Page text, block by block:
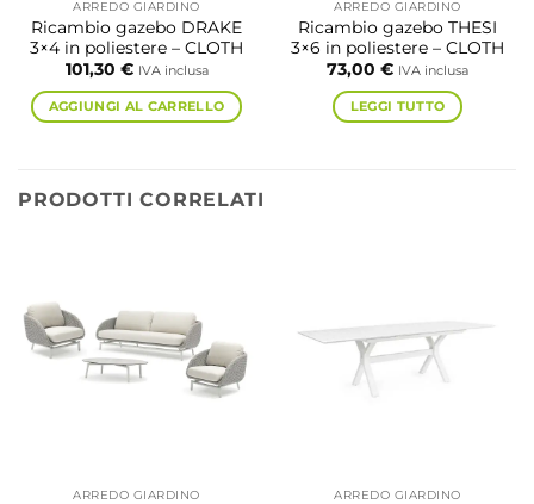
ARREDO GIARDINO
Ricambio gazebo DRAKE
3×4 in poliestere – CLOTH
101,30 € IVA inclusa
AGGIUNGI AL CARRELLO
ARREDO GIARDINO
Ricambio gazebo THESI
3×6 in poliestere – CLOTH
73,00 € IVA inclusa
LEGGI TUTTO
PRODOTTI CORRELATI
ARREDO GIARDINO ARREDO GIARDINO